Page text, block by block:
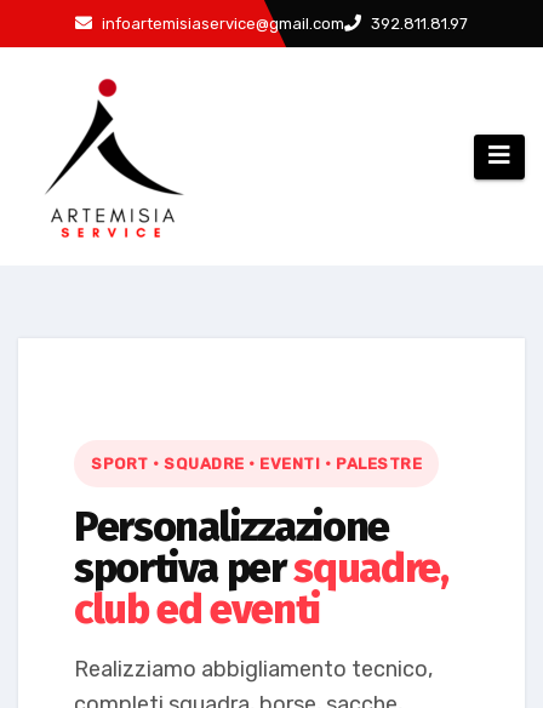
infoartemisiaservice@gmail.com 392.811.81.97
SPORT · SQUADRE · EVENTI · PALESTRE
Personalizzazione
sportiva persquadre,
club ed eventi
Realizziamo abbigliamento tecnico,